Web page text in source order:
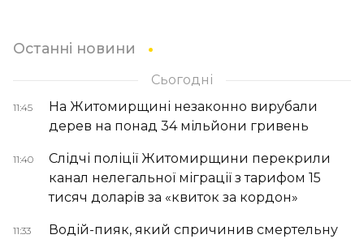
Останні новини
Сьогодні
11:45
На Житомирщині незаконно вирубали
дерев на понад 34 мільйони гривень
11:40
Слідчі поліції Житомирщини перекрили
канал нелегальної міграції з тарифом 15
тисяч доларів за «квиток за кордон»
11:33
Водій-пияк, який спричинив смертельну